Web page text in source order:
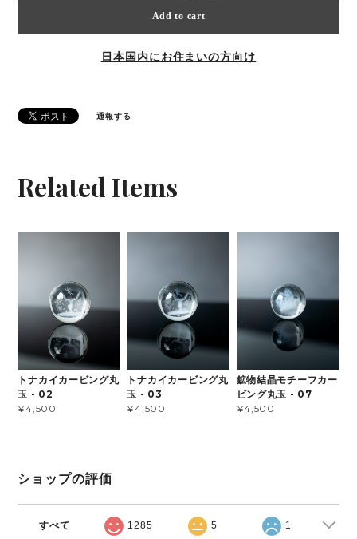
Add to cart
日本国内にお住まいの方向け
通報する
Related Items
トナカイカービング丸
玉 - 02
¥4,500
トナカイカービング丸
玉 - 03
¥4,500
鉱物結晶モチーフカー
ビング丸玉 - 07
¥4,500
ショップの評価
すべて 1285 5 1